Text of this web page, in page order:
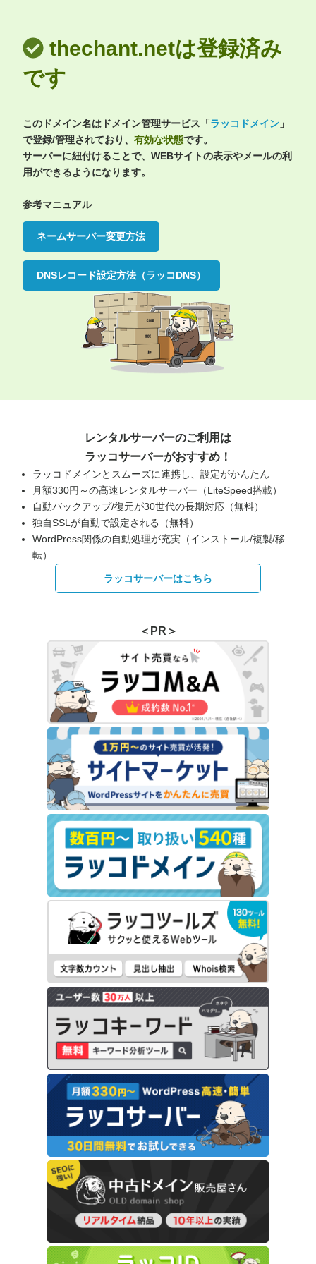
thechant.netは登録済み
です
このドメイン名はドメイン管理サービス「ラッコドメイン 」
で登録/管理されており、 有効な状態です。
サーバーに紐付けることで、WEBサイトの表示やメールの利
用ができるようになります。
参考マニュアル
ネームサーバー変更方法
DNSレコード設定方法（ラッコDNS）
レンタルサーバーのご利用は
ラッコサーバーがおすすめ！
ラッコドメインとスムーズに連携し、設定がかんたん
月額330円～の高速レンタルサーバー（LiteSpeed搭載）
自動バックアップ/復元が30世代の長期対応（無料）
独自SSLが自動で設定される（無料）
WordPress関係の自動処理が充実（インストール/複製/移
転）
ラッコサーバーはこちら
＜PR＞